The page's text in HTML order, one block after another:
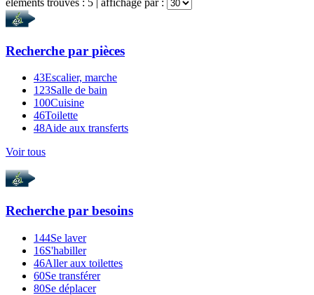
Recherche par pièces
43Escalier, marche
123Salle de bain
100Cuisine
46Toilette
48Aide aux transferts
Voir tous
Recherche par besoins
144Se laver
16S'habiller
46Aller aux toilettes
60Se transférer
80Se déplacer